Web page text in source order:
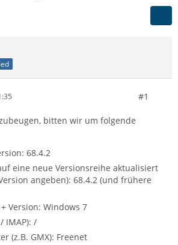
#1
bitten wir um folgende
68.4.2
eine neue Versionsreihe aktualisiert
angeben): 68.4.2 (und frühere
Version: Windows 7
IMAP): /
(z.B. GMX): Freenet